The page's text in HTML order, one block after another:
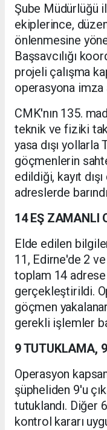
Şube Müdürlüğü
ekiplerince,
önlenmesine
Başsavcılığı
projeli çalışma
operasyona imza
CMK'nın 135.
teknik ve fiziki
yasa dışı
göçmenlerin
edildiği, kayıt
adreslerde
14 EŞ ZAMANLI
Elde edilen
11, Edirne'de 2
toplam 14
gerçekleştirildi.
göçmen
gerekli işlemler
9 TUTUKLAMA,
Operasyon
şüpheliden 9'u
tutuklandı. Diğer
kontrol kararı